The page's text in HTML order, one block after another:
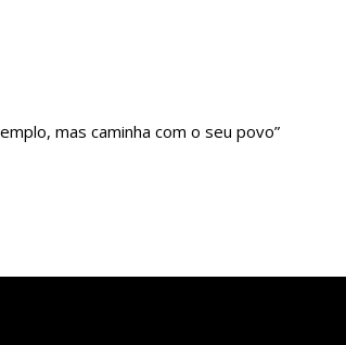
mas caminha com o seu povo”